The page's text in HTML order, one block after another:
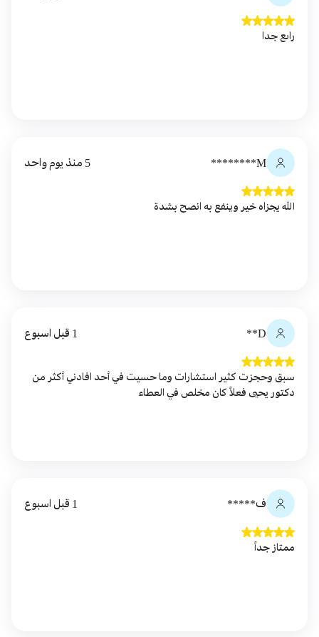
راىع جدا
M******** 5 منذ يوم واحد
الله يجزاه خير وينفع به انصح بشدة
D** 1 قبل اسبوع
سبق وحجزت كثير استشارات وما حسيت في أحد افادني أكثر من
دكتور يحيى فعلاً كان مخلص في العطاء
ف***** 1 قبل اسبوع
ممتاز جداً